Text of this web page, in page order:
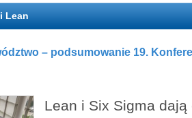
Lean
– podsumowanie 19.
Lean i Six Sigma